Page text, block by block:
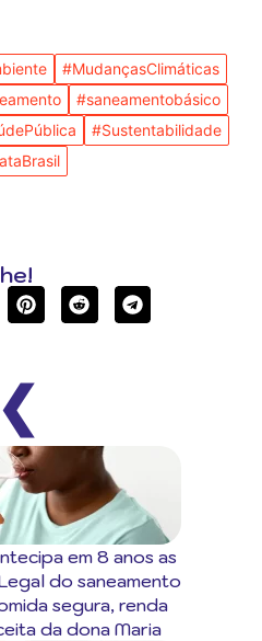
#MudançasClimáticas
#saneamentobásico
#Sustentabilidade
❮
em 8 anos as
do saneamento
segura, renda
da dona Maria